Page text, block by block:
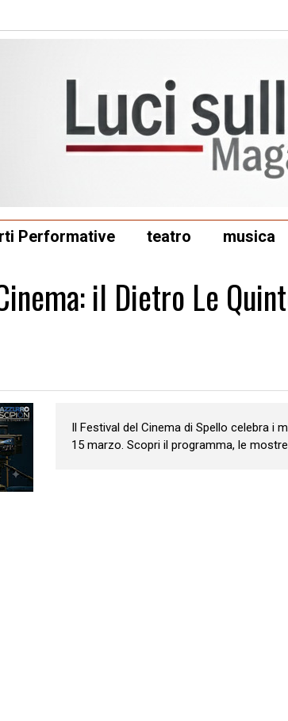
Performative teatro musica
il Dietro Le
Il Festival del Cinema di Spello celebra i
15 marzo. Scopri il programma, le